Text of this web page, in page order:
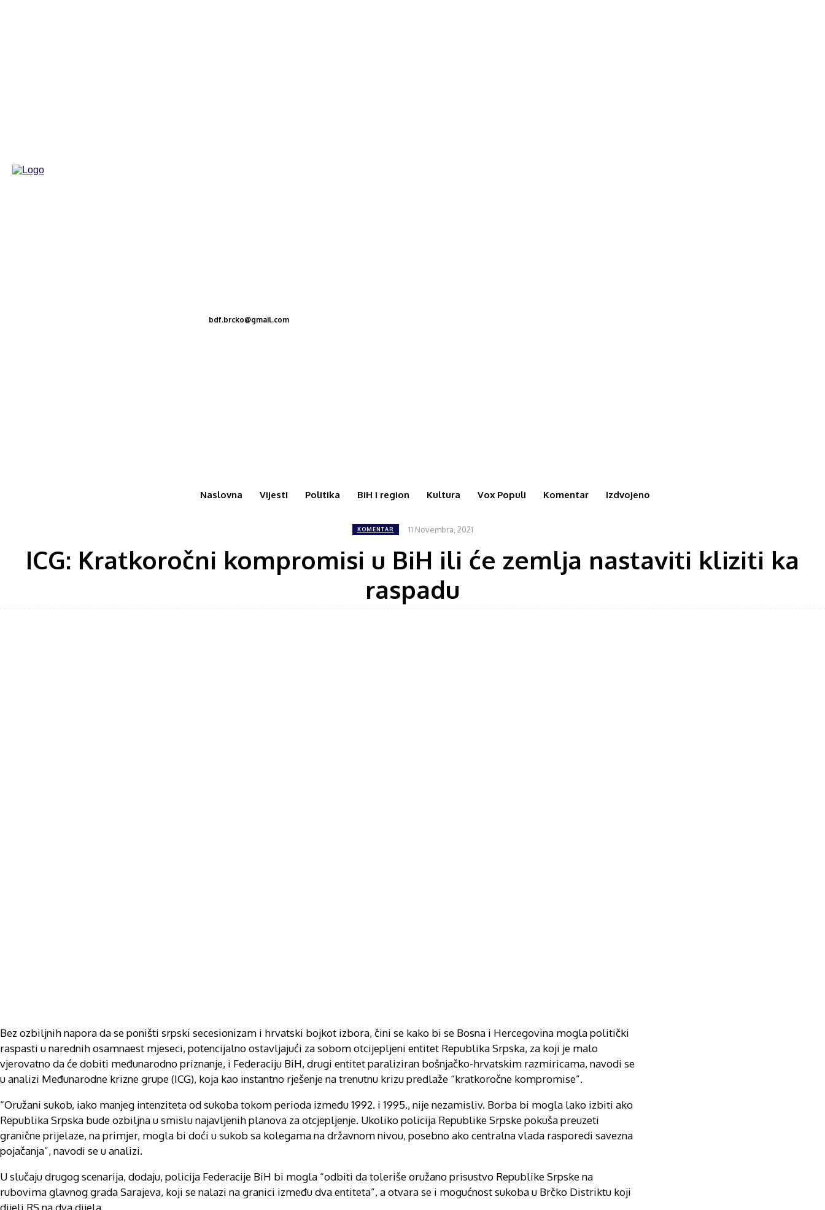
bdf.brcko@gmail.com
Naslovna Vijesti Politika BiH i region Kultura Vox Populi Komentar Izdvojeno
KOMENTAR 11 Novembra, 2021
ICG: Kratkoročni kompromisi u BiH ili će zemlja nastaviti kliziti ka
raspadu
Bez ozbiljnih napora da se poništi srpski secesionizam i hrvatski bojkot izbora, čini se kako bi se Bosna i Hercegovina mogla politički
raspasti u narednih osamnaest mjeseci, potencijalno ostavljajući za sobom otcijepljeni entitet Republika Srpska, za koji je malo
vjerovatno da će dobiti međunarodno priznanje, i Federaciju BiH, drugi entitet paraliziran bošnjačko-hrvatskim razmiricama, navodi se
u analizi Međunarodne krizne grupe (ICG), koja kao instantno rješenje na trenutnu krizu predlaže “kratkoročne kompromise”.
“Oružani sukob, iako manjeg intenziteta od sukoba tokom perioda između 1992. i 1995., nije nezamisliv. Borba bi mogla lako izbiti ako
Republika Srpska bude ozbiljna u smislu najavljenih planova za otcjepljenje. Ukoliko policija Republike Srpske pokuša preuzeti
granične prijelaze, na primjer, mogla bi doći u sukob sa kolegama na državnom nivou, posebno ako centralna vlada rasporedi savezna
pojačanja”, navodi se u analizi.
U slučaju drugog scenarija, dodaju, policija Federacije BiH bi mogla “odbiti da toleriše oružano prisustvo Republike Srpske na
rubovima glavnog grada Sarajeva, koji se nalazi na granici između dva entiteta”, a otvara se i mogućnost sukoba u Brčko Distriktu koji
dijeli RS na dva dijela.